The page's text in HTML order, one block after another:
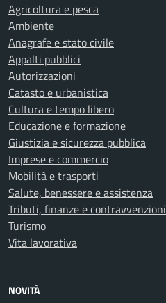
Agricoltura e pesca
Ambiente
Anagrafe e stato civile
Appalti pubblici
Autorizzazioni
Catasto e urbanistica
Cultura e tempo libero
Educazione e formazione
Giustizia e sicurezza pubblica
Imprese e commercio
Mobilità e trasporti
Salute, benessere e assistenza
Tributi, finanze e contravvenzioni
Turismo
Vita lavorativa
NOVITÀ